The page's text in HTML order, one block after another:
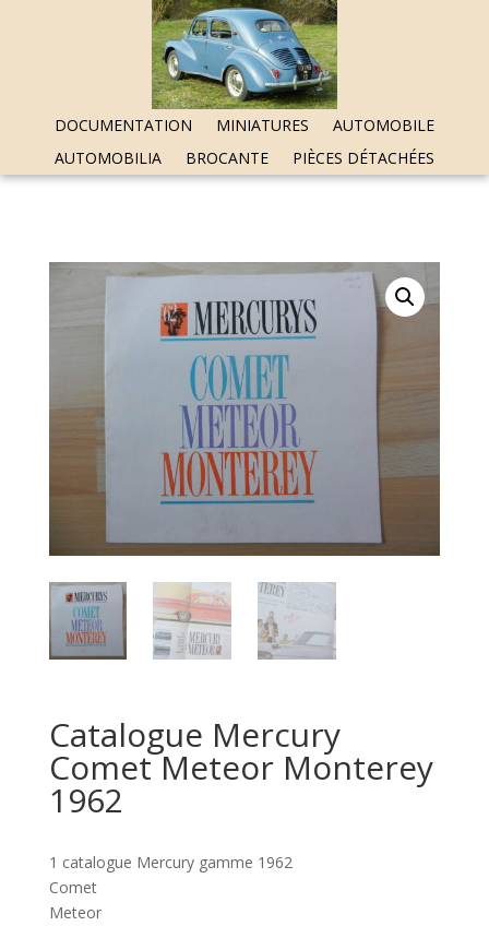
DOCUMENTATION MINIATURES
AUTOMOBILE
AUTOMOBILIA
BROCANTE PIÈCES DÉTACHÉES
Catalogue Mercury
Comet Meteor Monterey
1962
1 catalogue Mercury gamme 1962
Comet
Meteor